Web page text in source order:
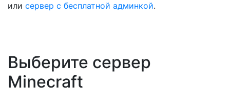
или сервер с бесплатной админкой.
Выберите сервер
Minecraft